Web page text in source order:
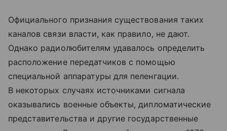
Официального признания существования таких
каналов связи власти, как правило, не дают.
Однако радиолюбителям удавалось определить
расположение передатчиков с помощью
специальной аппаратуры для пеленгации.
В некоторых случаях источниками сигнала
оказывались военные объекты, дипломатические
представительства и другие государственные